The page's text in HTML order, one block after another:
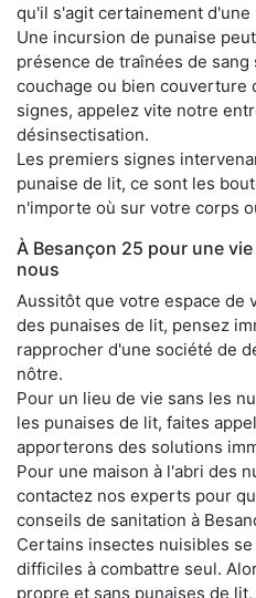
qu'il s'agit certainement
Une incursion de punaise
présence de traînées de
couchage ou bien couverture
signes, appelez vite notre
désinsectisation.
Les premiers signes
punaise de lit, ce sont les
n'importe où sur votre corps
À Besançon 25 pour une
nous
Aussitôt que votre espace de
des punaises de lit, pensez
rapprocher d'une société de
nôtre.
Pour un lieu de vie sans les
les punaises de lit, faites
apporterons des solutions
Pour une maison à l'abri des
contactez nos experts pour
conseils de sanitation à
Certains insectes nuisibles
difficiles à combattre seul.
propre et sans punaises de